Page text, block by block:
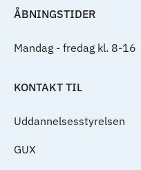
ÅBNINGSTIDER
Mandag - fredag kl. 8-16
KONTAKT TIL
Uddannelsesstyrelsen
GUX